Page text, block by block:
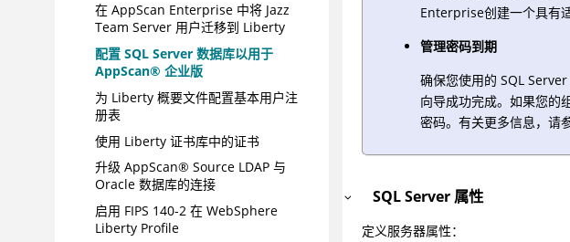
在 AppScan Enterprise 中将 Jazz
Team Server 用户迁移到 Liberty
配置 SQL Server 数据库以用于
AppScan® 企业版
为 Liberty 概要文件配置基本用户注
册表
使用 Liberty 证书库中的证书
升级 AppScan® Source LDAP 与
Oracle 数据库的连接
启用 FIPS 140-2 在 WebSphere
Liberty Profile
Enterprise创建一个具有
管理密码到期
确保您使用的 SQL
向导成功完成。如果您的
密码。有关更多信息，请
SQL Server 属性
定义服务器属性：